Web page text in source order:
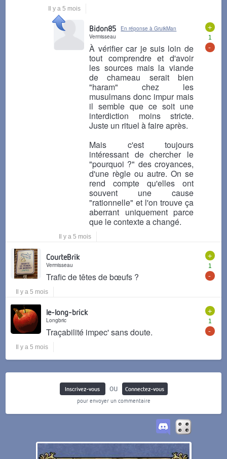
Il y a 5 mois
+
1
-
Bidon85
En réponse à GruikMan
Vermisseau
À vérifier car je suis loin de
tout comprendre et d'avoir
les sources mais la viande
de chameau serait bien
"haram" chez les
musulmans donc impur mais
il semble que ce soit une
interdiction moins stricte.
Juste un rituel à faire après.
Mais c'est toujours
intéressant de chercher le
"pourquoi ?" des croyances,
d'une règle ou autre. On se
rend compte qu'elles ont
souvent une cause
"rationnelle" et l'on trouve ça
aberrant uniquement parce
que le contexte a changé.
Il y a 5 mois
+
1
-
CourteBrik
Vermisseau
Trafic de têtes de bœufs ?
Il y a 5 mois
+
1
-
le-long-brick
Longbric
Traçabilité impec' sans doute.
Il y a 5 mois
Inscrivez-vous ou
Connectez-vous
pour envoyer un commentaire